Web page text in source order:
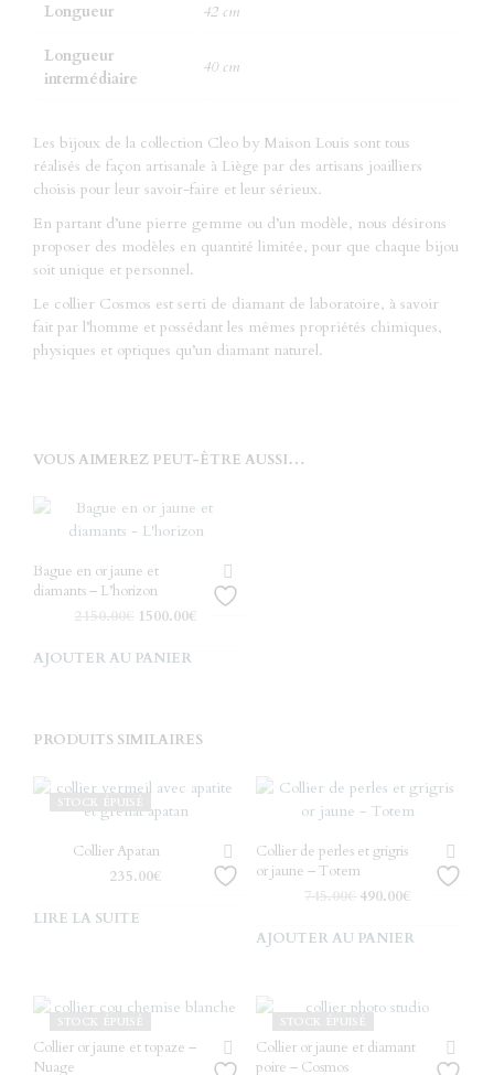
Longueur 42 cm
Longueur
intermédiaire
40 cm
Les bijoux de la collection Cleo by Maison Louis sont tous
réalisés de façon artisanale à Liège par des artisans joailliers
choisis pour leur savoir-faire et leur sérieux.
En partant d’une pierre gemme ou d’un modèle, nous désirons
proposer des modèles en quantité limitée, pour que chaque bijou
soit unique et personnel.
Le collier Cosmos est serti de diamant de laboratoire, à savoir
fait par l’homme et possédant les mêmes propriétés chimiques,
physiques et optiques qu’un diamant naturel.
VOUS AIMEREZ PEUT-ÊTRE AUSSI…
Bague en or jaune et
diamants – L’horizon
2150.00€ Le
initial
1500.00€Le
AJOUTER AU PANIER
PRODUITS SIMILAIRES
STOCK ÉPUISÉ
Collier Apatan
235.00€
LIRE LA SUITE
Collier de perles et grigris
or jaune – Totem
745.00€ Le
initial
490.00€
actuel
AJOUTER AU PANIER
STOCK ÉPUISÉ
Collier or jaune et topaze –
Nuage
STOCK ÉPUISÉ
Collier or jaune et diamant
poire – Cosmos